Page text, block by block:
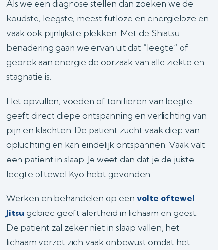
Als we een diagnose stellen dan zoeken we de
koudste, leegste, meest futloze en energieloze en
vaak ook pijnlijkste plekken. Met de Shiatsu
benadering gaan we ervan uit dat “leegte” of
gebrek aan energie de oorzaak van alle ziekte en
stagnatie is.
Het opvullen, voeden of tonifiëren van leegte
geeft direct diepe ontspanning en verlichting van
pijn en klachten. De patient zucht vaak diep van
opluchting en kan eindelijk ontspannen. Vaak valt
een patient in slaap. Je weet dan dat je de juiste
leegte oftewel Kyo hebt gevonden.
Werken en behandelen op eenvolte oftewel
Jitsu gebied geeft alertheid in lichaam en geest.
De patient zal zeker niet in slaap vallen, het
lichaam verzet zich vaak onbewust omdat het